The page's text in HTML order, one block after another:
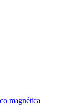
magnética